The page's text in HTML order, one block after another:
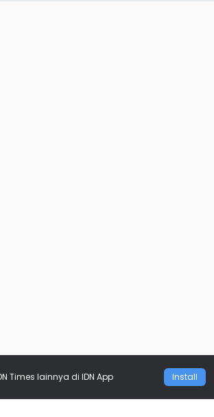
Times lainnya di IDN App Install